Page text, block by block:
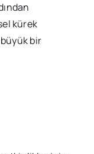
kürek
bir